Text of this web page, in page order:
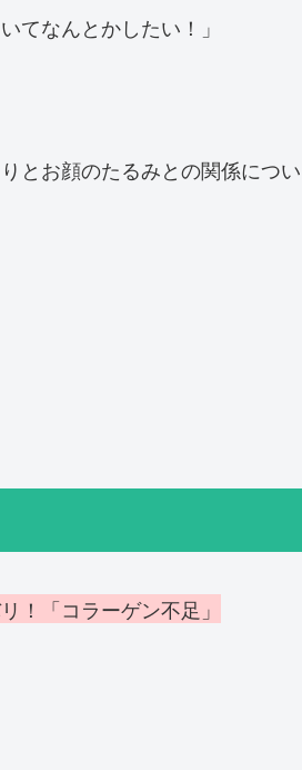
てなんとかしたい！」
とお顔のたるみとの関係につい
！「コラーゲン不足」